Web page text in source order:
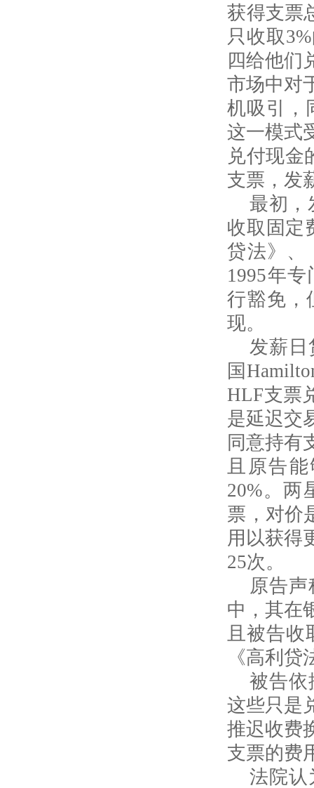
获得支票
只收取
四给他们
市场中对
机吸引，
这一模式
兑付现金
支票，发
最初，
收取固定
贷法》、
1995年
行豁免，
现。
发薪日
国
HLF支票
是延迟交
同意持有
且原告
20%。两
票，对价
用以获得
25次。
原告
中，其在
且被告收
《高利
被告依
这些只是
推迟收费
支票的费
法院认